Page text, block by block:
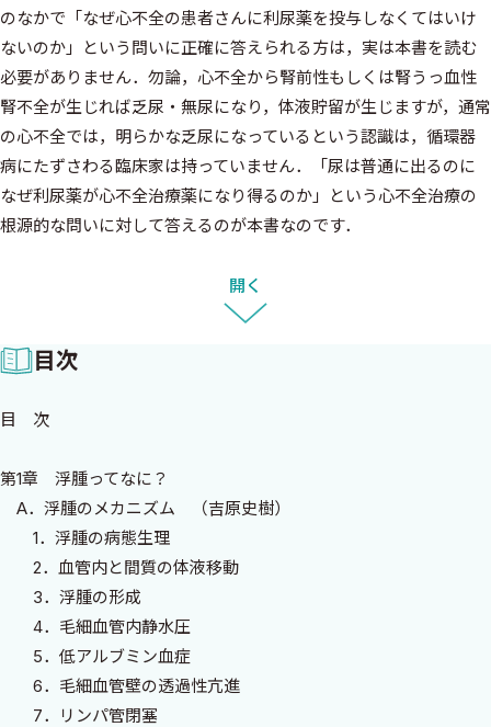
のなかで「なぜ心不全の患者さんに利尿薬を投与しなくてはいけ
ないのか」という問いに正確に答えられる方は，実は本書を読む
必要がありません．勿論，心不全から腎前性もしくは腎うっ血性
腎不全が生じれば乏尿・無尿になり，体液貯留が生じますが，通常
の心不全では，明らかな乏尿になっているという認識は，循環器
病にたずさわる臨床家は持っていません．「尿は普通に出るのに
なぜ利尿薬が心不全治療薬になり得るのか」という心不全治療の
根源的な問いに対して答えるのが本書なのです．
心不全は歴史をさかのぼれば古代エジプト，ギリシャ時代にす
でにその記述を見ることができます．しかしながら「心不全治療
の近代化」は，20世紀に入り利尿薬の開発が始まってからである
と考えられています．1933年にはThomas Lewisが“心不全とは心
Paul Woodが“心臓が十分な充満圧を有しながら身体の要求に足る
す．つまり，心不全症状の本質は水分貯留とそれに伴う心過負荷と
浮腫であるとされ，利尿薬による循環血漿量および間質浮腫の軽
減を目的とした治療が心不全治療の第一選択となっていたのです．
その後，心不全の治療は，レニン・アンジオテンシン・アルドス
テロン（RAA）系と交感神経系抑制による心筋保護に向かい，最
近はサイトカイン系阻害，再生医療とその舵を大きく切りつつあ
ります．でも，その成果は実は十分ではなく，すべての患者さんに
十分効果があるといえないのです．
開く
目次
目 次
第1章 浮腫ってなに？
A．浮腫のメカニズム （吉原史樹）
1．浮腫の病態生理
2．血管内と間質の体液移動
3．浮腫の形成
4．毛細血管内静水圧
5．低アルブミン血症
6．毛細血管壁の透過性亢進
7．リンパ管閉塞